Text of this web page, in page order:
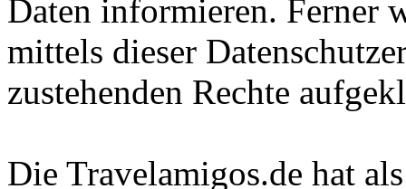
Daten informieren. Ferner
mittels dieser
zustehenden Rechte
Die Travelamigos.de hat